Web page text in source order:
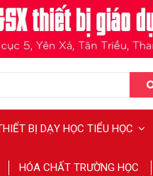
BỊ DẠY HỌC TIỂU HỌC
HÓA CHẤT TRƯỜNG HỌC